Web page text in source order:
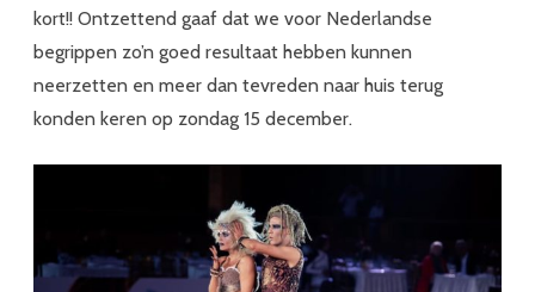
kort!! Ontzettend gaaf dat we voor Nederlandse
begrippen zo’n goed resultaat hebben kunnen
neerzetten en meer dan tevreden naar huis terug
konden keren op zondag 15 december.